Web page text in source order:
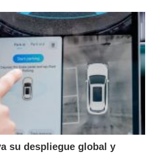
su despliegue global y